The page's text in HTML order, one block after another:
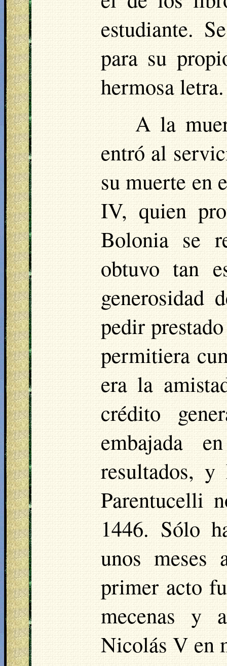
estudiante.
para su
hermosa letra.
A la
entró al
su muerte en
IV, quien
Bolonia se
obtuvo tan
generosidad
pedir
permitiera
era la
crédito
embajada
resultados,
Parentucelli
1446. Sólo
unos meses
primer acto
mecenas y
Nicolás V en